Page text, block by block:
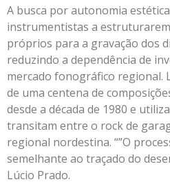
A busca por autonomia
instrumentistas a
próprios para a gravação dos
reduzindo a dependência de
mercado fonográfico regional.
de uma centena de
desde a década de 1980 e
transitam entre o rock de
regional nordestina. “”O
semelhante ao traçado do
Lúcio Prado.